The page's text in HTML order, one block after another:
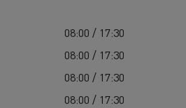
08:00 / 17:30
08:00 / 17:30
08:00 / 17:30
08:00 / 17:30